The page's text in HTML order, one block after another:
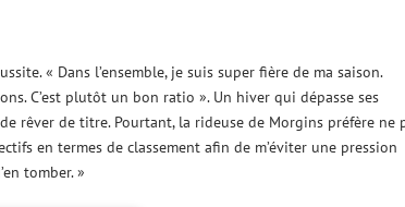
« Dans l’ensemble, je suis super fière de ma saison.
C’est plutôt un bon ratio ». Un hiver qui dépasse ses
rêver de titre. Pourtant, la rideuse de Morgins préfère ne
en termes de classement afin de m’éviter une pression
tomber. »